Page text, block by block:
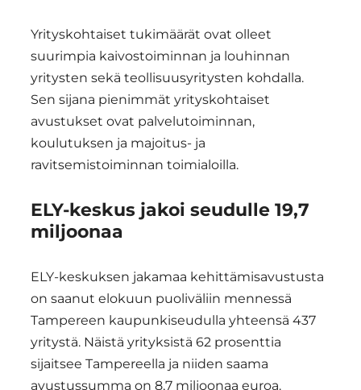
Yrityskohtaiset tukimäärät ovat olleet
suurimpia kaivostoiminnan ja louhinnan
yritysten sekä teollisuusyritysten kohdalla.
Sen sijana pienimmät yrityskohtaiset
avustukset ovat palvelutoiminnan,
koulutuksen ja majoitus- ja
ravitsemistoiminnan toimialoilla.
ELY-keskus jakoi seudulle 19,7
miljoonaa
ELY-keskuksen jakamaa kehittämisavustusta
on saanut elokuun puoliväliin mennessä
Tampereen kaupunkiseudulla yhteensä 437
yritystä. Näistä yrityksistä 62 prosenttia
sijaitsee Tampereella ja niiden saama
avustussumma on 8,7 miljoonaa euroa.